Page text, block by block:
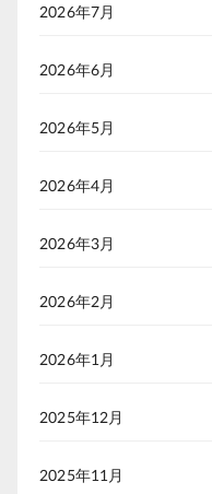
2026年7月
2026年6月
2026年5月
2026年4月
2026年3月
2026年2月
2026年1月
2025年12月
2025年11月